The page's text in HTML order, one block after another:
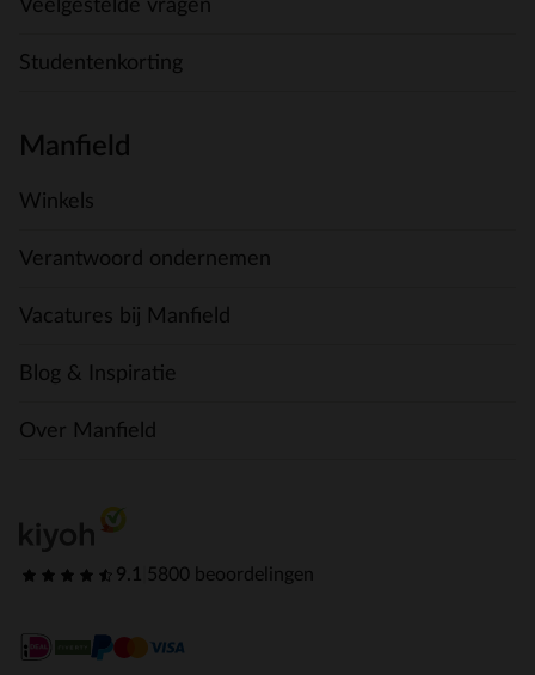
Veelgestelde vragen
Studentenkorting
Manfield
Winkels
Verantwoord ondernemen
Vacatures bij Manfield
Blog & Inspiratie
Over Manfield
9.1 5800 beoordelingen